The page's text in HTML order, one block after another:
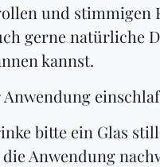
und stimmigen
gerne natürliche
kannst.
bitte ein Glas
die Anwendung